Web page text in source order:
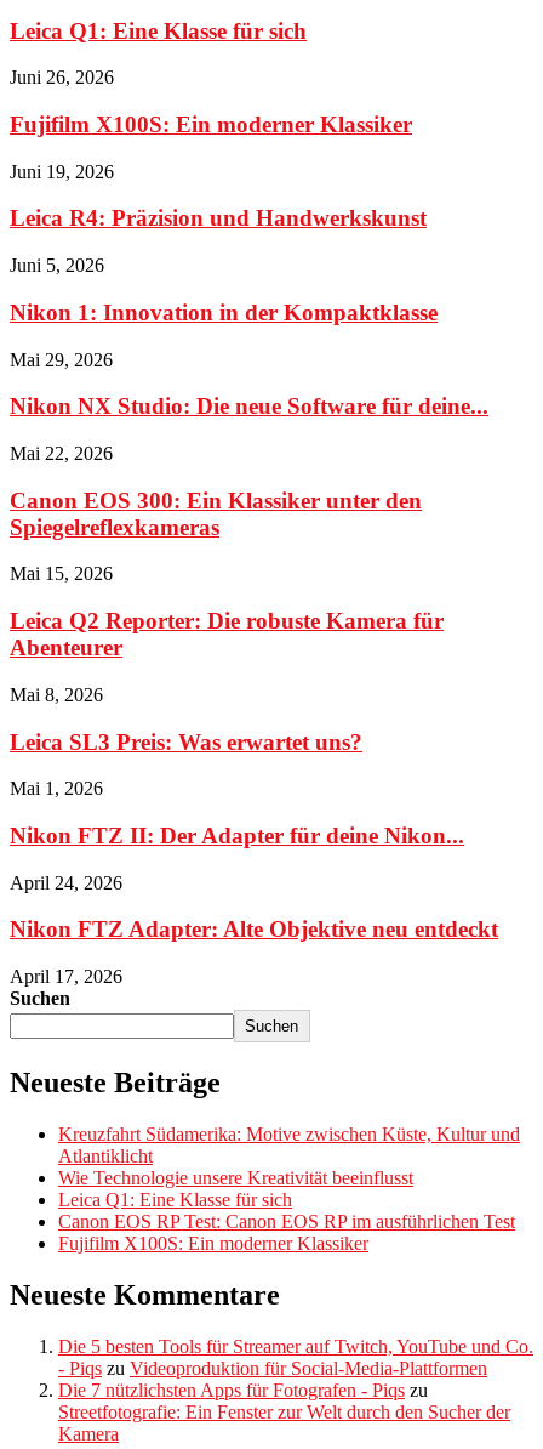
Leica Q1: Eine Klasse für sich
Juni 26, 2026
Fujifilm X100S: Ein moderner Klassiker
Juni 19, 2026
Leica R4: Präzision und Handwerkskunst
Juni 5, 2026
Nikon 1: Innovation in der Kompaktklasse
Mai 29, 2026
Nikon NX Studio: Die neue Software für deine...
Mai 22, 2026
Canon EOS 300: Ein Klassiker unter den
Spiegelreflexkameras
Mai 15, 2026
Leica Q2 Reporter: Die robuste Kamera für
Abenteurer
Mai 8, 2026
Leica SL3 Preis: Was erwartet uns?
Mai 1, 2026
Nikon FTZ II: Der Adapter für deine Nikon...
April 24, 2026
Nikon FTZ Adapter: Alte Objektive neu entdeckt
April 17, 2026
Suchen
Suchen
Neueste Beiträge
Kreuzfahrt Südamerika: Motive zwischen Küste, Kultur und
Atlantiklicht
Wie Technologie unsere Kreativität beeinflusst
Leica Q1: Eine Klasse für sich
Canon EOS RP Test: Canon EOS RP im ausführlichen Test
Fujifilm X100S: Ein moderner Klassiker
Neueste Kommentare
Die 5 besten Tools für Streamer auf Twitch, YouTube und Co.
- Piqs zu Videoproduktion für Social-Media-Plattformen
Die 7 nützlichsten Apps für Fotografen - Piqs zu
Streetfotografie: Ein Fenster zur Welt durch den Sucher der
Kamera